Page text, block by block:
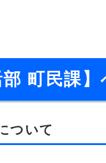
部 町民課
ついて